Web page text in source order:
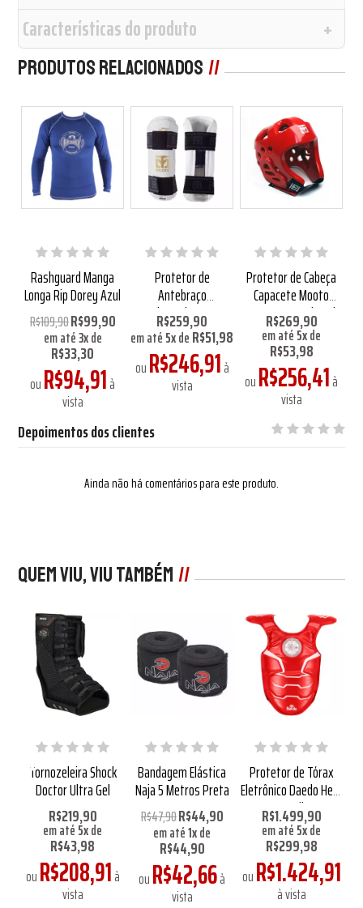
Características do produto
Produtos Relacionados
Rashguard Manga
Longa Rip Dorey Azul
R$109,90R$99,90
em até3xde
R$33,30
ouR$94,91à
vista
Protetor de
Antebraço
Taekwondo Mooto
Extera Aprovado WT
R$259,90
em até5xdeR$51,98
ouR$246,91à
vista
Protetor de Cabeça
Capacete Mooto
Extera Aprovado pela
WT Vermelho
R$269,90
em até5xde
R$53,98
ouR$256,41à
vista
Depoimentos dos clientes
Ainda não há comentários para este produto.
Quem viu, viu também
Tornozeleira Shock
Doctor Ultra Gel
R$219,90
em até5xde
R$43,98
ouR$208,91à
vista
Bandagem Elástica
Naja 5 Metros Preta
R$47,90R$44,90
em até1xde
R$44,90
ouR$42,66à
vista
Protetor de Tórax
Eletrônico Daedo Hero
Vermelho
R$1.499,90
em até5xde
R$299,98
ouR$1.424,91
à vista